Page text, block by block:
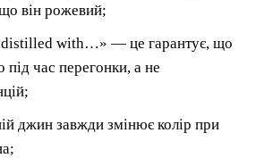
він рожевий;
with…» — це гарантує, що
час перегонки, а не
джин завжди змінює колір при